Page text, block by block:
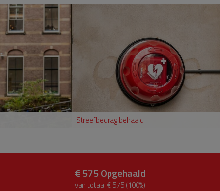
Streefbedrag behaald
€ 575Opgehaald
van totaal € 575 (100%)